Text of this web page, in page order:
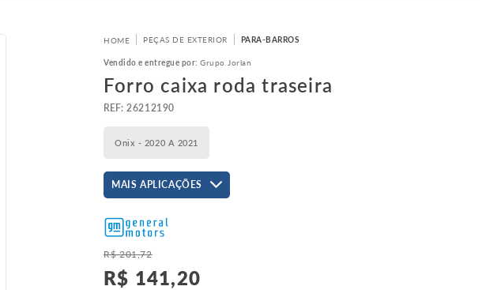
PEÇAS DE EXTERIOR PARA-BARROS
Vendido e entregue por:Grupo Jorlan
Forro caixa roda traseira
:26212190
Onix - 2020 A 2021
MAIS APLICAÇÕES
R$ 201,72
R$ 141,20